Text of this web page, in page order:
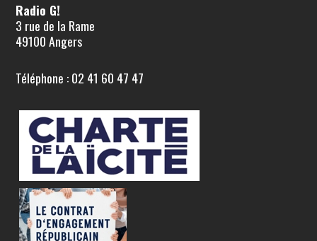
Radio G!
3 rue de la Rame
49100 Angers
Téléphone : 02 41 60 47 47